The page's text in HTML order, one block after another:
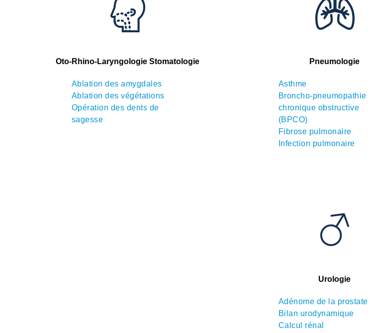
Oto-Rhino-Laryngologie Stomatologie
Ablation des amygdales
Ablation des végétations
Opération des dents de
sagesse
Pneumologie
Asthme
Broncho-pneumopathie
chronique obstructive
(BPCO)
Fibrose pulmonaire
Infection pulmonaire
Urologie
Adénome de la prostate
Bilan urodynamique
Calcul rénal